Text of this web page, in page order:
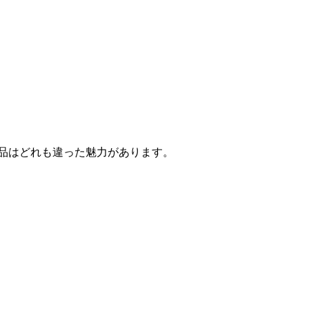
どれも違った魅力があります。